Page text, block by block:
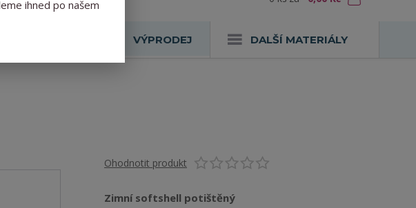
VÝPRODEJ DALŠÍ MATERIÁLY
Ohodnotit produkt
Zimní softshell potištěný
ihned po našem